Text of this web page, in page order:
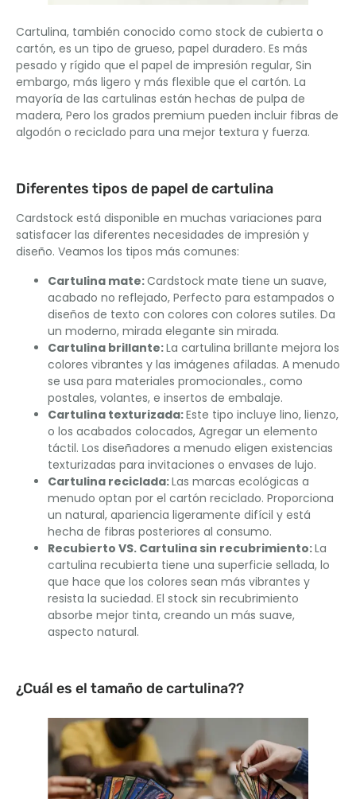
Cartulina, también conocido como stock de cubierta o
cartón, es un tipo de grueso, papel duradero. Es más
pesado y rígido que el papel de impresión regular, Sin
embargo, más ligero y más flexible que el cartón. La
mayoría de las cartulinas están hechas de pulpa de
madera, Pero los grados premium pueden incluir fibras de
algodón o reciclado para una mejor textura y fuerza.
Diferentes tipos de papel de cartulina
Cardstock está disponible en muchas variaciones para
satisfacer las diferentes necesidades de impresión y
diseño. Veamos los tipos más comunes:
Cartulina mate:Cardstock mate tiene un suave,
acabado no reflejado, Perfecto para estampados o
diseños de texto con colores con colores sutiles. Da
un moderno, mirada elegante sin mirada.
Cartulina brillante:La cartulina brillante mejora los
colores vibrantes y las imágenes afiladas. A menudo
se usa para materiales promocionales., como
postales, volantes, e insertos de embalaje.
Cartulina texturizada:Este tipo incluye lino, lienzo,
o los acabados colocados, Agregar un elemento
táctil. Los diseñadores a menudo eligen existencias
texturizadas para invitaciones o envases de lujo.
Cartulina reciclada:Las marcas ecológicas a
menudo optan por el cartón reciclado. Proporciona
un natural, apariencia ligeramente difícil y está
hecha de fibras posteriores al consumo.
Recubierto VS. Cartulina sin recubrimiento:La
cartulina recubierta tiene una superficie sellada, lo
que hace que los colores sean más vibrantes y
resista la suciedad. El stock sin recubrimiento
absorbe mejor tinta, creando un más suave,
aspecto natural.
¿Cuál es el tamaño de cartulina??